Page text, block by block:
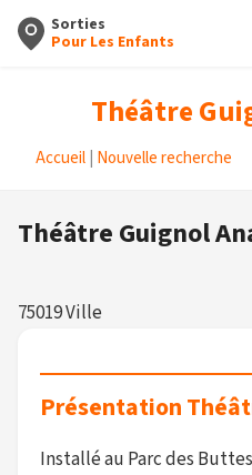
Sorties
Pour Les Enfants
Théâtre
Accueil Nouvelle recherche
Théâtre Guignol
75019 Ville
Présentation
Installé au Parc des